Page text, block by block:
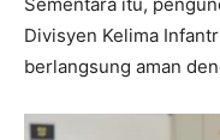
Sementara itu,
Divisyen Kelima
berlangsung aman